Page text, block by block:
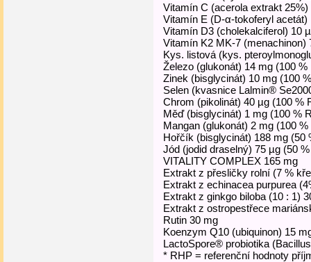
Vitamín C (acerola extrakt
Vitamín E (D-α-tokoferyl
Vitamín D3 (cholekalciferol) 10
Vitamín K2 MK-7 (menachinon)
Kys. listová (kys.
Železo (glukonát) 14 mg (100 %
Zinek (bisglycinát) 10 mg (100
Selen (kvasnice Lalmin®
Chrom (pikolinát) 40 µg (100 %
Měď (bisglycinát) 1 mg (100 %
Mangan (glukonát) 2 mg (100
Hořčík (bisglycinát) 188 mg (50
Jód (jodid draselný) 75 µg (50
VITALITY COMPLEX 165 mg
Extrakt z přesličky rolní (7 %
Extrakt z echinacea purpurea
Extrakt z ginkgo biloba (10 : 1)
Extrakt z ostropestřece
Rutin 30 mg
Koenzym Q10 (ubiquinon) 15
LactoSpore® probiotika
* RHP = referenční hodnoty